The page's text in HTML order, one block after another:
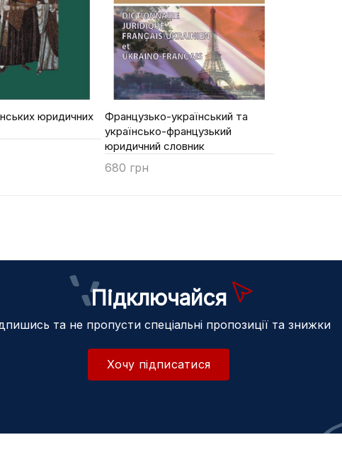
юридичних
Французько-український та
українсько-французький
юридичний словник
680 грн
Підключайся
та не пропусти спеціальні пропозиції та знижки
Хочу підписатися